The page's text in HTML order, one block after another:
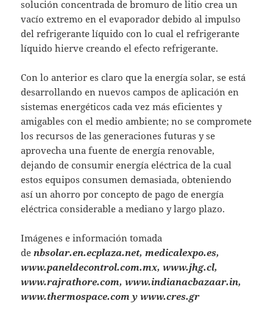
solución concentrada de bromuro de litio crea un
vacío extremo en el evaporador debido al impulso
del refrigerante líquido con lo cual el refrigerante
líquido hierve creando el efecto refrigerante.
Con lo anterior es claro que la energía solar, se está
desarrollando en nuevos campos de aplicación en
sistemas energéticos cada vez más eficientes y
amigables con el medio ambiente; no se compromete
los recursos de las generaciones futuras y se
aprovecha una fuente de energía renovable,
dejando de consumir energía eléctrica de la cual
estos equipos consumen demasiada, obteniendo
así un ahorro por concepto de pago de energía
eléctrica considerable a mediano y largo plazo.
Imágenes e información tomada
denbsolar.en.ecplaza.net, medicalexpo.es,
www.paneldecontrol.com.mx, www.jhg.cl,
www.rajrathore.com, www.indianacbazaar.in,
www.thermospace.com y www.cres.gr